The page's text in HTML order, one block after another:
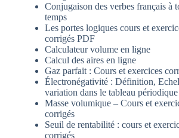
Conjugaison des verbes français à
temps
Les portes logiques cours et
corrigés PDF
Calculateur volume en ligne
Calcul des aires en ligne
Gaz parfait : Cours et exercices
Électronégativité : Définition,
variation dans le tableau périodique
Masse volumique – Cours et
corrigés
Seuil de rentabilité : cours et
corrigés